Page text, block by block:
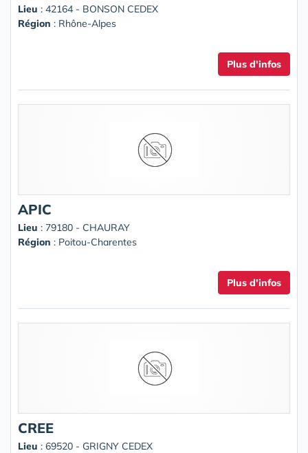
Lieu : 42164 - BONSON CEDEX
Région : Rhône-Alpes
Plus d'infos
APIC
Lieu : 79180 - CHAURAY
Région : Poitou-Charentes
Plus d'infos
CREE
Lieu : 69520 - GRIGNY CEDEX